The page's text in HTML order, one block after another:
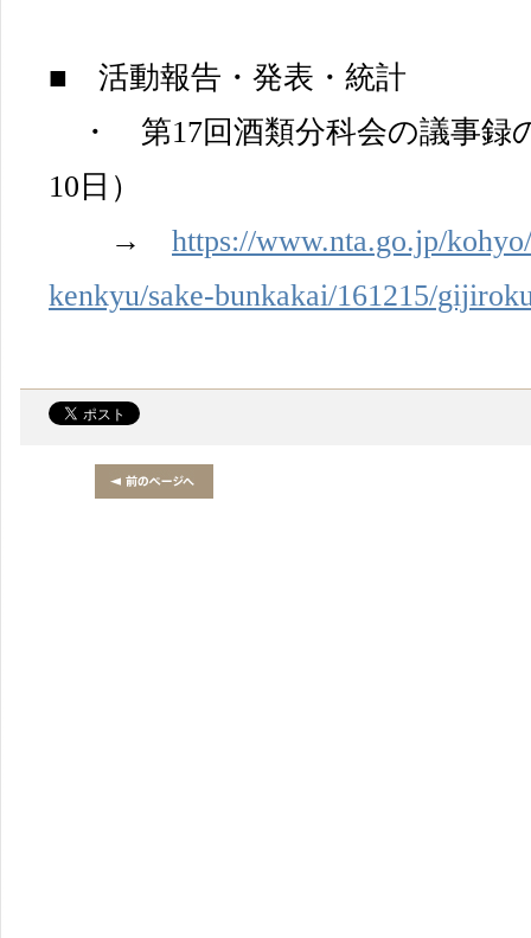
■ 活動報告・発表・統計
・ 第17回酒類分科会の議事録
10日）
→ https://www.nta.go.jp/
kenkyu/sake-bunkakai/161215/